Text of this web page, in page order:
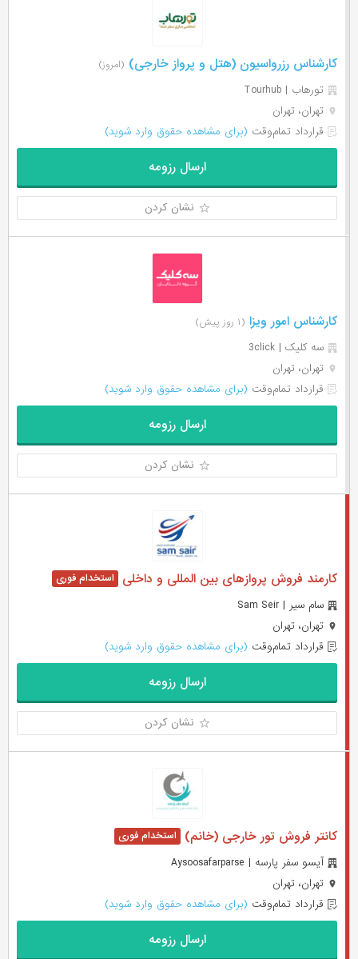
کارشناس رزرواسیون (هتل و پرواز خارجی) (امروز)
تورهاب | Tourhub
تهران، تهران
قرارداد تمام‌وقت (برای مشاهده حقوق وارد شوید)
ارسال رزومه
نشان کردن
کارشناس امور ویزا (۱ روز پیش)
سه کلیک | 3click
تهران، تهران
قرارداد تمام‌وقت (برای مشاهده حقوق وارد شوید)
ارسال رزومه
نشان کردن
کارمند فروش پروازهای بین المللی و داخلی
سام سیر | Sam Seir
تهران، تهران
قرارداد تمام‌وقت (برای مشاهده حقوق وارد شوید)
ارسال رزومه
نشان کردن
کانتر فروش تور خارجی (خانم)
آیسو سفر پارسه | Aysoosafarparse
تهران، تهران
قرارداد تمام‌وقت (برای مشاهده حقوق وارد شوید)
ارسال رزومه